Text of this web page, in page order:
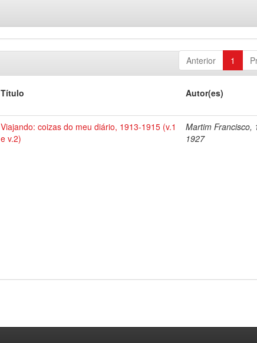
Anterior 1
Título Autor(es)
Viajando: coizas do meu diário, 1913-1915 (v.1
e v.2)
Martim Francisco,
1927